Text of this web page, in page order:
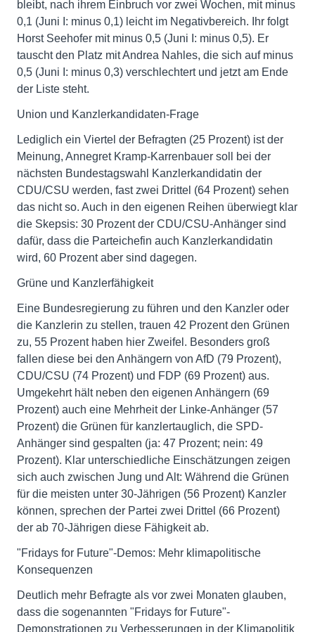
bleibt, nach ihrem Einbruch vor zwei Wochen, mit minus
0,1 (Juni I: minus 0,1) leicht im Negativbereich. Ihr folgt
Horst Seehofer mit minus 0,5 (Juni I: minus 0,5). Er
tauscht den Platz mit Andrea Nahles, die sich auf minus
0,5 (Juni I: minus 0,3) verschlechtert und jetzt am Ende
der Liste steht.
Union und Kanzlerkandidaten-Frage
Lediglich ein Viertel der Befragten (25 Prozent) ist der
Meinung, Annegret Kramp-Karrenbauer soll bei der
nächsten Bundestagswahl Kanzlerkandidatin der
CDU/CSU werden, fast zwei Drittel (64 Prozent) sehen
das nicht so. Auch in den eigenen Reihen überwiegt klar
die Skepsis: 30 Prozent der CDU/CSU-Anhänger sind
dafür, dass die Parteichefin auch Kanzlerkandidatin
wird, 60 Prozent aber sind dagegen.
Grüne und Kanzlerfähigkeit
Eine Bundesregierung zu führen und den Kanzler oder
die Kanzlerin zu stellen, trauen 42 Prozent den Grünen
zu, 55 Prozent haben hier Zweifel. Besonders groß
fallen diese bei den Anhängern von AfD (79 Prozent),
CDU/CSU (74 Prozent) und FDP (69 Prozent) aus.
Umgekehrt hält neben den eigenen Anhängern (69
Prozent) auch eine Mehrheit der Linke-Anhänger (57
Prozent) die Grünen für kanzlertauglich, die SPD-
Anhänger sind gespalten (ja: 47 Prozent; nein: 49
Prozent). Klar unterschiedliche Einschätzungen zeigen
sich auch zwischen Jung und Alt: Während die Grünen
für die meisten unter 30-Jährigen (56 Prozent) Kanzler
können, sprechen der Partei zwei Drittel (66 Prozent)
der ab 70-Jährigen diese Fähigkeit ab.
"Fridays for Future"-Demos: Mehr klimapolitische
Konsequenzen
Deutlich mehr Befragte als vor zwei Monaten glauben,
dass die sogenannten "Fridays for Future"-
Demonstrationen zu Verbesserungen in der Klimapolitik